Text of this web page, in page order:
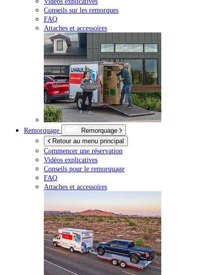
Conseils sur les remorques
FAQ
Attaches et accessoires
Remorquage
Remorquage
Retour au menu principal
Commencer une réservation
Vidéos explicatives
Conseils pour le remorquage
FAQ
Attaches et accessoires